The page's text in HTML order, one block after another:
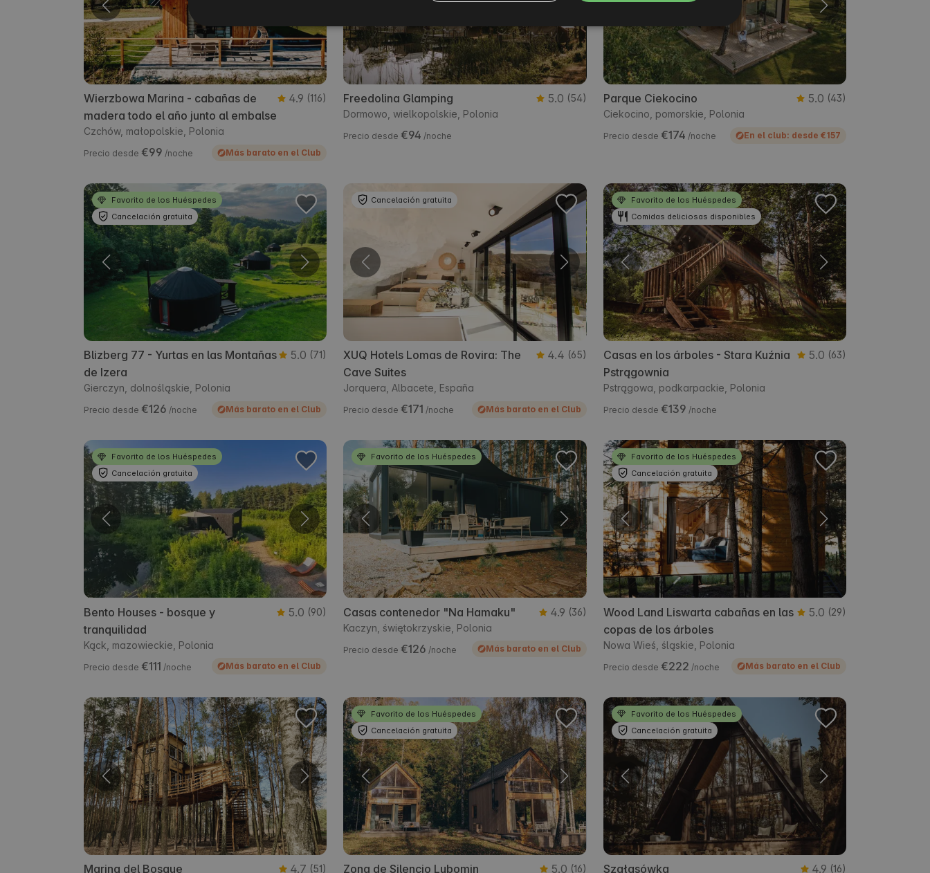
Wierzbowa Marina - cabañas de
madera todo el año junto al embalse
4.9 (116)
Czchów, małopolskie, Polonia
Precio desde €99 /noche Más barato en el Club
Freedolina Glamping 5.0 (54)
Dormowo, wielkopolskie, Polonia
Precio desde €94 /noche
Parque Ciekocino 5.0 (43)
Ciekocino, pomorskie, Polonia
Precio desde €174 /noche En el club: desde €157
Favorito de los Huéspedes
Cancelación gratuita
Blizberg 77 - Yurtas en las Montañas
de Izera
5.0 (71)
Gierczyn, dolnośląskie, Polonia
Precio desde €126 /noche Más barato en el Club
Cancelación gratuita
XUQ Hotels Lomas de Rovira: The
Cave Suites
4.4 (65)
Jorquera, Albacete, España
Precio desde €171 /noche Más barato en el Club
Favorito de los Huéspedes
Comidas deliciosas disponibles
Casas en los árboles - Stara Kuźnia
Pstrągownia
5.0 (63)
Pstrągowa, podkarpackie, Polonia
Precio desde €139 /noche
Favorito de los Huéspedes
Cancelación gratuita
Bento Houses - bosque y
tranquilidad
5.0 (90)
Kąck, mazowieckie, Polonia
Precio desde €111 /noche Más barato en el Club
Favorito de los Huéspedes
Casas contenedor "Na Hamaku" 4.9 (36)
Kaczyn, świętokrzyskie, Polonia
Precio desde €126 /noche Más barato en el Club
Favorito de los Huéspedes
Cancelación gratuita
Wood Land Liswarta cabañas en las
copas de los árboles
5.0 (29)
Nowa Wieś, śląskie, Polonia
Precio desde €222 /noche Más barato en el Club
Marina del Bosque 4.7 (51)
Favorito de los Huéspedes
Cancelación gratuita
Zona de Silencio Lubomin 5.0 (16)
Favorito de los Huéspedes
Cancelación gratuita
Szałasówka 4.9 (16)
FRENCH
CZECH
DUTCH
SLOVAK